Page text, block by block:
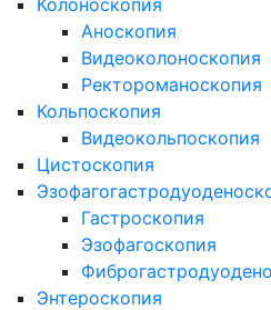
Колоноскопия
Аноскопия
Видеоколоноскопия
Ректороманоскопия
Кольпоскопия
Видеокольпоскопия
Цистоскопия
Гастроскопия
Эзофагоскопия
Энтероскопия